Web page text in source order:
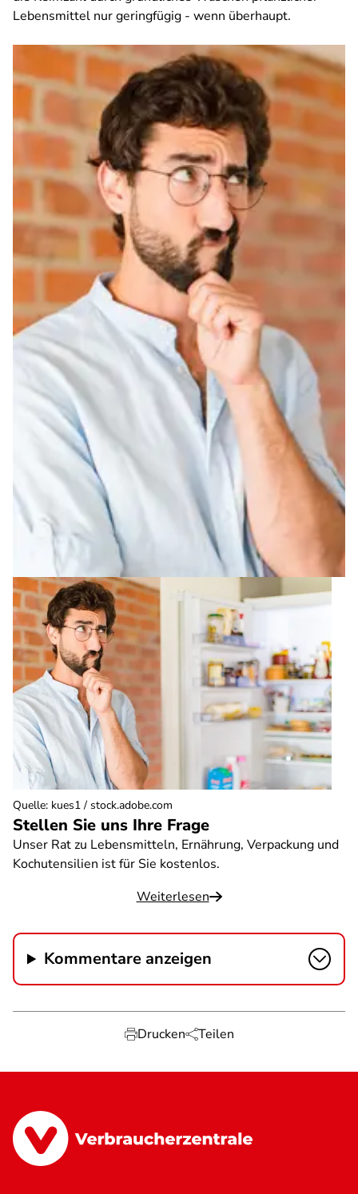
Lebensmittel nur geringfügig - wenn überhaupt.
Stellen Sie uns Ihre Frage
Unser Rat zu Lebensmitteln, Ernährung, Verpackung und
Kochutensilien ist für Sie kostenlos.
Weiterlesen
Quelle: kues1 / stock.adobe.com
Kommentare anzeigen
Drucken Teilen